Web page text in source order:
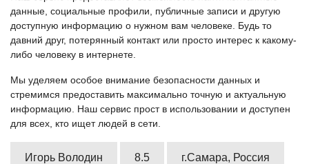
данные, социальные профили, публичные записи и другую
доступную информацию о нужном вам человеке. Будь то
давний друг, потерянный контакт или просто интерес к какому-
либо человеку в интернете.
Мы уделяем особое внимание безопасности данных и
стремимся предоставить максимально точную и актуальную
информацию. Наш сервис прост в использовании и доступен
для всех, кто ищет людей в сети.
Игорь Володин 8.5 г.Самара, Россия